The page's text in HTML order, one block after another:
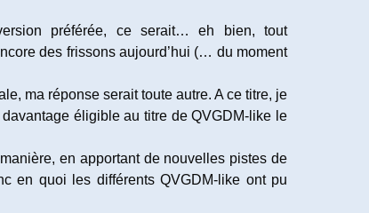
préférée, ce serait… eh bien, tout
des frissons aujourd’hui (… du moment
ma réponse serait toute autre. A ce titre, je
éligible au titre de QVGDM-like le
en apportant de nouvelles pistes de
en quoi les différents QVGDM-like ont pu